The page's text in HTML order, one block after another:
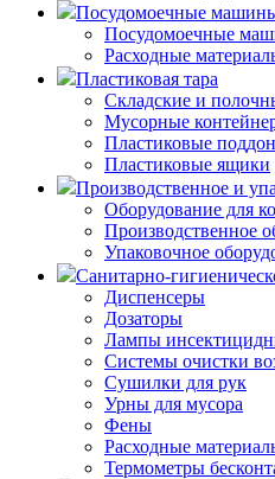
Посудомоечные
Посудомоечные
Расходные
Пластиковая тара
Складские и
Мусорные
Пластиковые
Пластиковые ящики
Производственное и
Оборудование для
Производственное
Упаковочное
Санитарно-
Диспенсеры
Дозаторы
Лампы
Системы очистки
Сушилки для рук
Урны для мусора
Фены
Расходные
Термометры